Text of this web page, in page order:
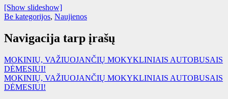
[Show slideshow]
Be kategorijos, Naujienos
Navigacija tarp įrašų
MOKINIŲ, VAŽIUOJANČIŲ MOKYKLINIAIS AUTOBUSAIS
DĖMESIUI!
MOKINIŲ, VAŽIUOJANČIŲ MOKYKLINIAIS AUTOBUSAIS
DĖMESIUI!